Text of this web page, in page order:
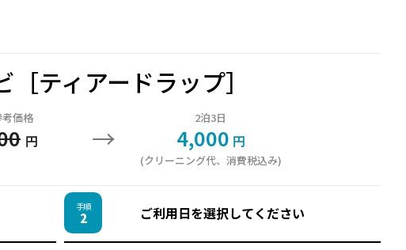
ティアードラップ］
価格
円 →
2泊3日
4,000 円
(クリーニング代、消費税込み)
手順
2 ご利用日を選択してください